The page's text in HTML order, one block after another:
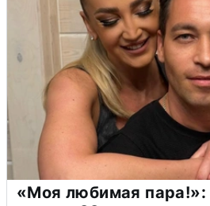
«Моя любимая пара!»: